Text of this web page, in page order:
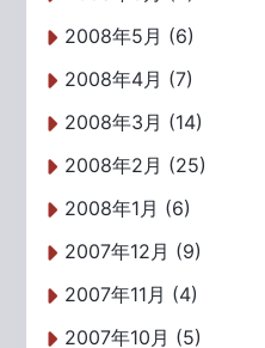
2008年5月 (6)
2008年4月 (7)
2008年3月 (14)
2008年2月 (25)
2008年1月 (6)
2007年12月 (9)
2007年11月 (4)
2007年10月 (5)